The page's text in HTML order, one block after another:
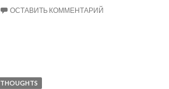
ОСТАВИТЬ КОММЕНТАРИЙ
THOUGHTS